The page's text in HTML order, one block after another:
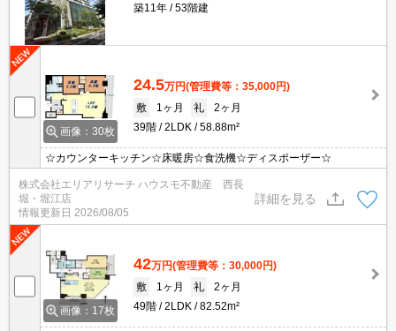
築11年
53階建
画像：30枚
24.5万円(管理費等：35,000円)
敷
1ヶ月 礼
2ヶ月
39階
2LDK 58.88m²
☆カウンターキッチン☆床暖房☆食洗機☆ディスポーザー☆
株式会社エリアリサーチ ハウスモ不動産 西長
堀・堀江店
情報更新日 2026/08/05
詳細を見る
画像：17枚
42万円(管理費等：30,000円)
敷
1ヶ月 礼
2ヶ月
49階
2LDK 82.52m²